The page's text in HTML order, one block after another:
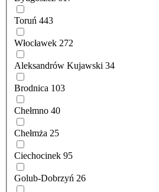
Toruń 443
Włocławek 272
Aleksandrów Kujawski 34
Brodnica 103
Chełmno 40
Chełmża 25
Ciechocinek 95
Golub-Dobrzyń 26